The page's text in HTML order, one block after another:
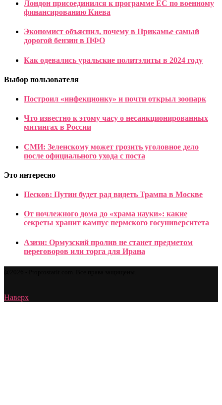
Лондон присоединился к программе ЕС по военному
финансированию Киева
Экономист объяснил, почему в Прикамье самый
дорогой бензин в ПФО
Как одевались уральские политэлиты в 2024 году
Выбор пользователя
Построил «инфекционку» и почти открыл зоопарк
Что известно к этому часу о несанкционированных
митингах в России
СМИ: Зеленскому может грозить уголовное дело
после официального ухода с поста
Это интересно
Песков: Путин будет рад видеть Трампа в Москве
От ночлежного дома до «храма науки»: какие
секреты хранит кампус пермского госуниверситета
Азизи: Ормузский пролив не станет предметом
переговоров или торга для Ирана
Наверх